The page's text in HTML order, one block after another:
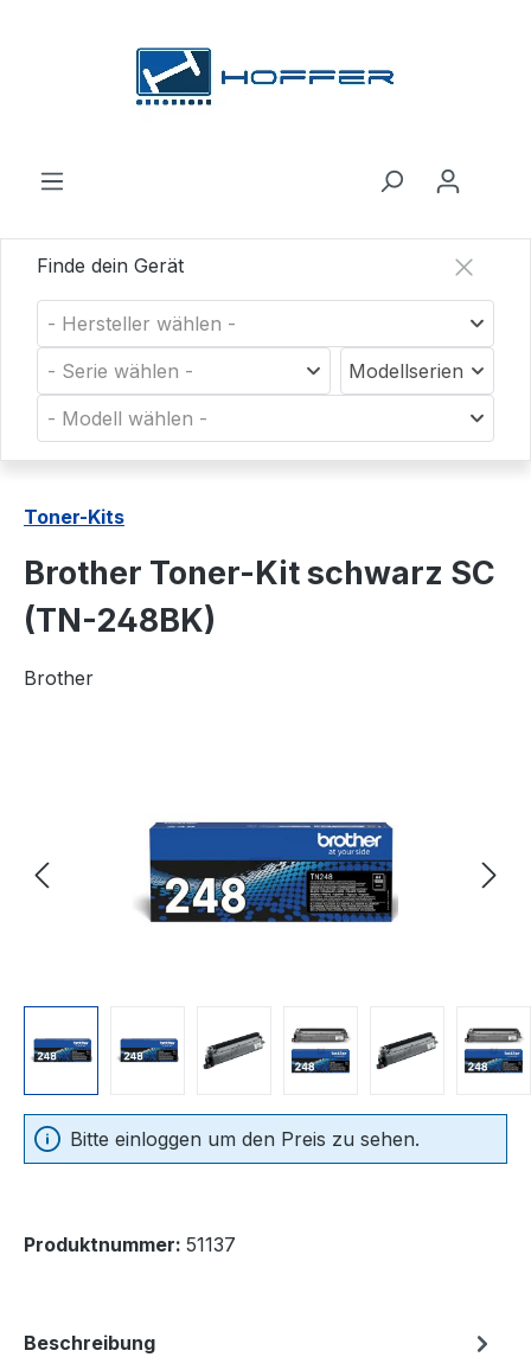
Finde dein Gerät
- Hersteller wählen -
- Serie wählen -
Modellserien
- Modell wählen -
Toner-Kits
Brother Toner-Kit schwarz SC
(TN-248BK)
Brother
Bitte einloggen um den Preis zu sehen.
Produktnummer: 51137
Beschreibung